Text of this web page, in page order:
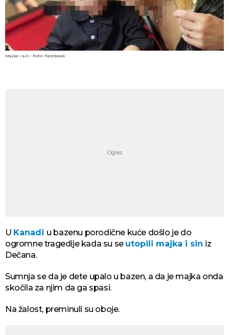
Majka i sin - Foto: Facebook
U Kanadi u bazenu porodične kuće došlo je do
ogromne tragedije kada su se utopili majka i sin iz
Dečana.
Sumnja se da je dete upalo u bazen, a da je majka onda
skočila za njim da ga spasi.
Na žalost, preminuli su oboje.